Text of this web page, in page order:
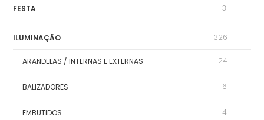
FESTA 3
ILUMINAÇÃO 326
ARANDELAS / INTERNAS E EXTERNAS 24
BALIZADORES 6
EMBUTIDOS 4